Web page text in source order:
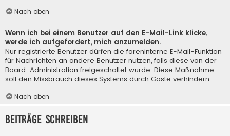
Nach oben
Wenn ich bei einem Benutzer auf den E-Mail-Link klicke,
werde ich aufgefordert, mich anzumelden.
Nur registrierte Benutzer dürfen die foreninterne E-Mail-Funktion
für Nachrichten an andere Benutzer nutzen, falls diese von der
Board-Administration freigeschaltet wurde. Diese Maßnahme
soll den Missbrauch dieses Systems durch Gäste verhindern.
Nach oben
Beiträge schreiben